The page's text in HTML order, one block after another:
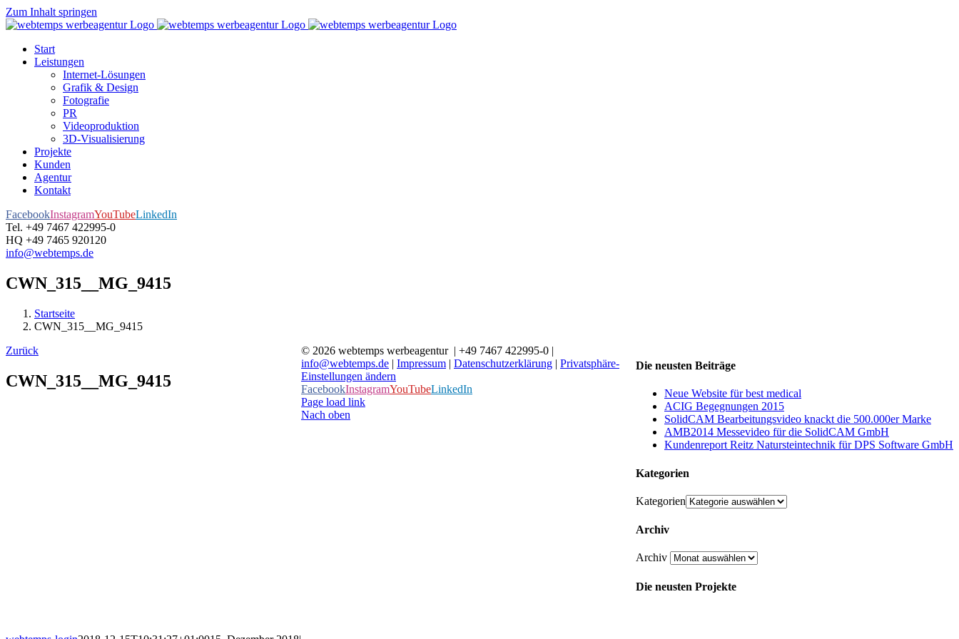
Zum Inhalt springen
Start
Leistungen
Internet-Lösungen
Grafik & Design
Fotografie
PR
Videoproduktion
3D-Visualisierung
Projekte
Kunden
Agentur
Kontakt
FacebookInstagramYouTubeLinkedIn
Tel. +49 7467 422995-0
HQ +49 7465 920120
info@webtemps.de
CWN_315__MG_9415
Startseite
CWN_315__MG_9415
Zurück
CWN_315__MG_9415
Die neusten Beiträge
Neue Website für best medical
ACIG Begegnungen 2015
SolidCAM Bearbeitungsvideo knackt die 500.000er Marke
AMB2014 Messevideo für die SolidCAM GmbH
Kundenreport Reitz Natursteintechnik für DPS Software GmbH
Kategorien
Kategorien
Archiv
Archiv
Die neusten Projekte
© 2026 webtemps werbeagentur | +49 7467 422995-0 |
info@webtemps.de | Impressum | Datenschutzerklärung | Privatsphäre-
Einstellungen ändern
FacebookInstagramYouTubeLinkedIn
Page load link
Nach oben